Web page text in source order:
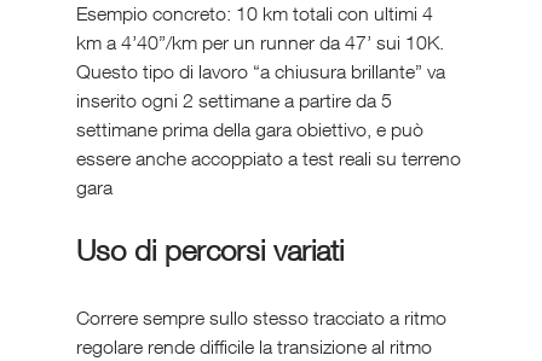
Esempio concreto: 10 km totali con ultimi 4
km a 4’40”/km per un runner da 47’ sui 10K.
Questo tipo di lavoro “a chiusura brillante” va
inserito ogni 2 settimane a partire da 5
settimane prima della gara obiettivo, e può
essere anche accoppiato a test reali su terreno
gara
Uso di percorsi variati
Correre sempre sullo stesso tracciato a ritmo
regolare rende difficile la transizione al ritmo